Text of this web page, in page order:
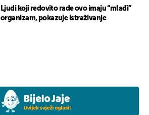
Ljudi koji redovito rade ovo imaju “mlađi”
organizam, pokazuje istraživanje